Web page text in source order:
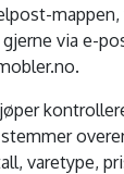
via e-
varetype,